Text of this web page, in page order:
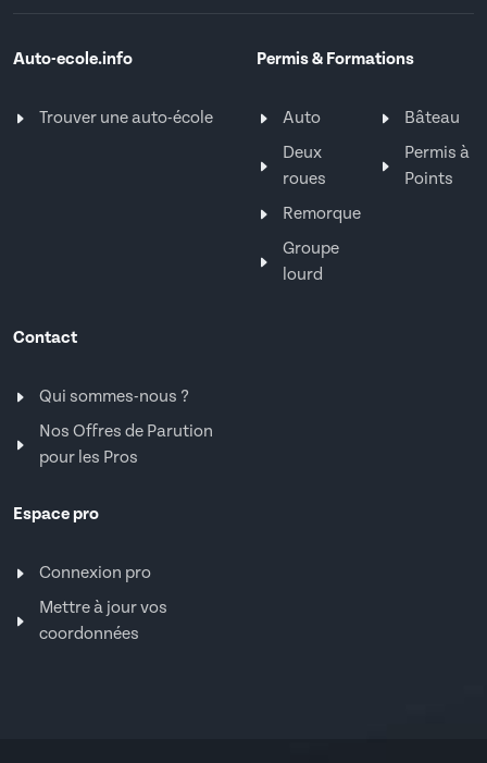
Auto-ecole.info
Trouver une auto-école
Permis & Formations
Auto
Deux
roues
Remorque
Groupe
lourd
Bâteau
Permis à
Points
Contact
Qui sommes-nous ?
Nos Offres de Parution
pour les Pros
Espace pro
Connexion pro
Mettre à jour vos
coordonnées